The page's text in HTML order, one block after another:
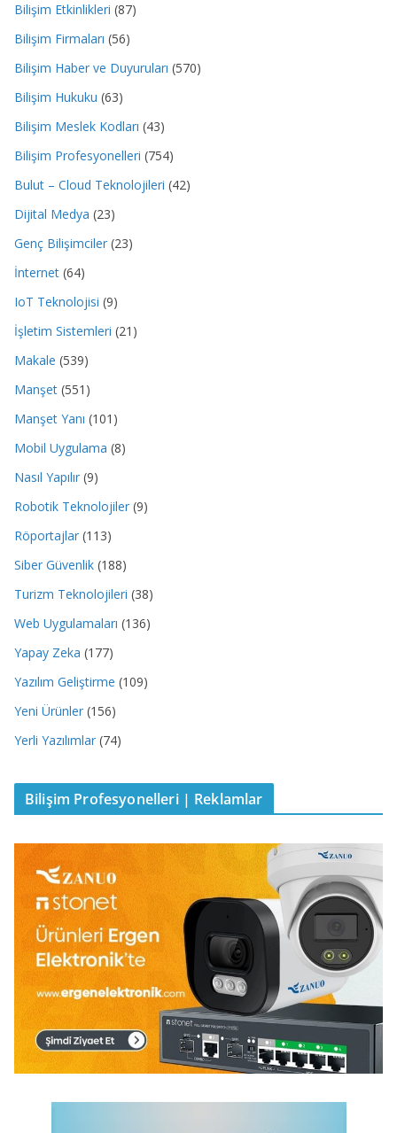
Bilişim Etkinlikleri (87)
Bilişim Firmaları (56)
Bilişim Haber ve Duyuruları (570)
Bilişim Hukuku (63)
Bilişim Meslek Kodları (43)
Bilişim Profesyonelleri (754)
Bulut – Cloud Teknolojileri (42)
Dijital Medya (23)
Genç Bilişimciler (23)
İnternet (64)
IoT Teknolojisi (9)
İşletim Sistemleri (21)
Makale (539)
Manşet (551)
Manşet Yanı (101)
Mobil Uygulama (8)
Nasıl Yapılır (9)
Robotik Teknolojiler (9)
Röportajlar (113)
Siber Güvenlik (188)
Turizm Teknolojileri (38)
Web Uygulamaları (136)
Yapay Zeka (177)
Yazılım Geliştirme (109)
Yeni Ürünler (156)
Yerli Yazılımlar (74)
Bilişim Profesyonelleri | Reklamlar